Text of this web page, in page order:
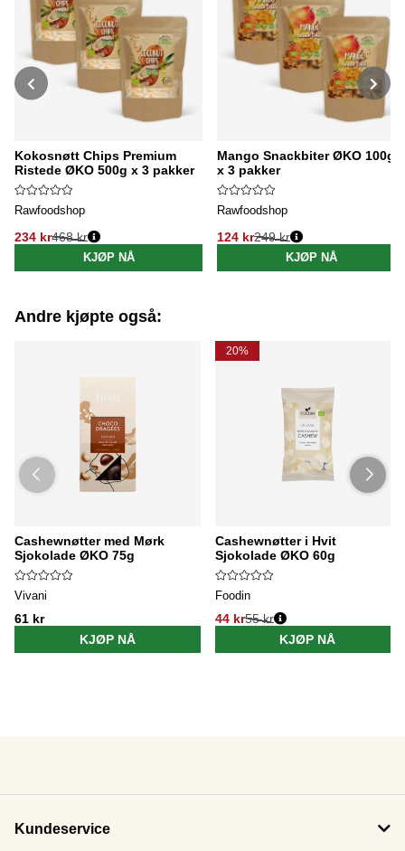
Kokosnøtt Chips Premium
Ristede ØKO 500g x 3 pakker
Rawfoodshop
234 kr
Vanlig pris:
468 kr
KJØP NÅ
Mango Snackbiter ØKO 100g
x 3 pakker
Rawfoodshop
124 kr
Vanlig pris:
249 kr
KJØP NÅ
Andre kjøpte også:
Cashewnøtter med Mørk
Sjokolade ØKO 75g
Vivani
61 kr
KJØP NÅ
20%
Cashewnøtter i Hvit
Sjokolade ØKO 60g
Foodin
44 kr55 kr
KJØP NÅ
Kundeservice